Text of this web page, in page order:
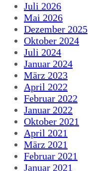
Juli 2026
Mai 2026
Dezember 2025
Oktober 2024
Juli 2024
Januar 2024
März 2023
April 2022
Februar 2022
Januar 2022
Oktober 2021
April 2021
März 2021
Februar 2021
Januar 2021